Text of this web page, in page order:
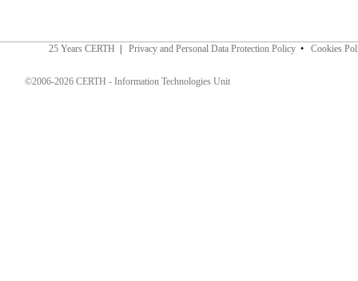
25 Years CERTH Privacy and Personal Data Protection Policy • Cookies
©2006-2026 CERTH - Information Technologies Unit